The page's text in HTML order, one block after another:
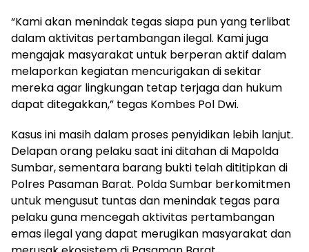
“Kami akan menindak tegas siapa pun yang terlibat
dalam aktivitas pertambangan ilegal. Kami juga
mengajak masyarakat untuk berperan aktif dalam
melaporkan kegiatan mencurigakan di sekitar
mereka agar lingkungan tetap terjaga dan hukum
dapat ditegakkan,” tegas Kombes Pol Dwi.
Kasus ini masih dalam proses penyidikan lebih lanjut.
Delapan orang pelaku saat ini ditahan di Mapolda
Sumbar, sementara barang bukti telah dititipkan di
Polres Pasaman Barat. Polda Sumbar berkomitmen
untuk mengusut tuntas dan menindak tegas para
pelaku guna mencegah aktivitas pertambangan
emas ilegal yang dapat merugikan masyarakat dan